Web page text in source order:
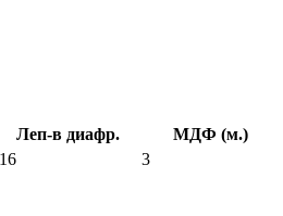
Леп-в диафр. МДФ (м.)
16 3